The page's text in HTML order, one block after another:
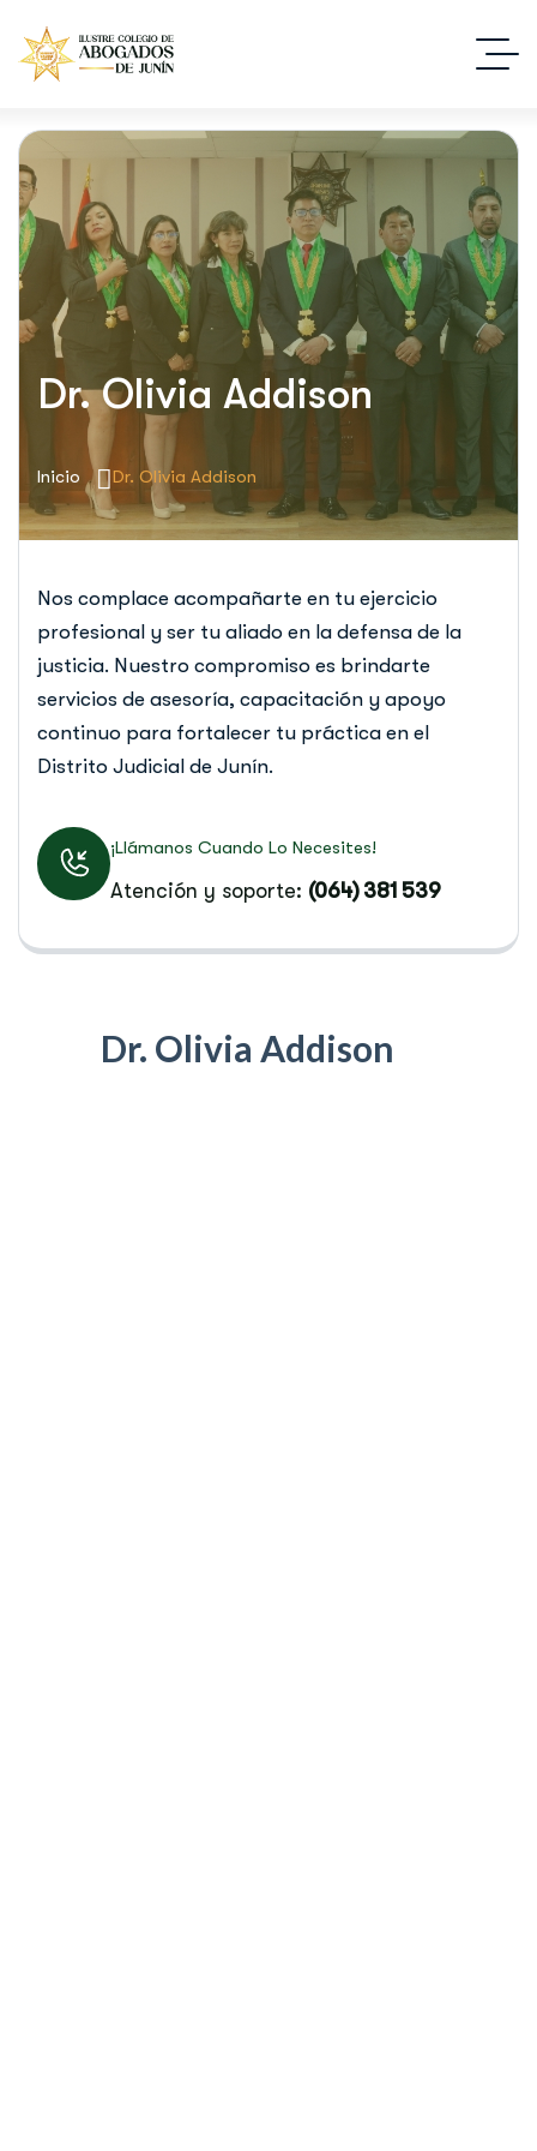
Dr. Olivia Addison
Inicio Dr. Olivia Addison
Nos complace acompañarte en tu ejercicio
profesional y ser tu aliado en la defensa de la
justicia. Nuestro compromiso es brindarte
servicios de asesoría, capacitación y apoyo
continuo para fortalecer tu práctica en el
Distrito Judicial de Junín.
¡Llámanos Cuando Lo Necesites!
Atención y soporte: (064) 381 539
Dr. Olivia Addison